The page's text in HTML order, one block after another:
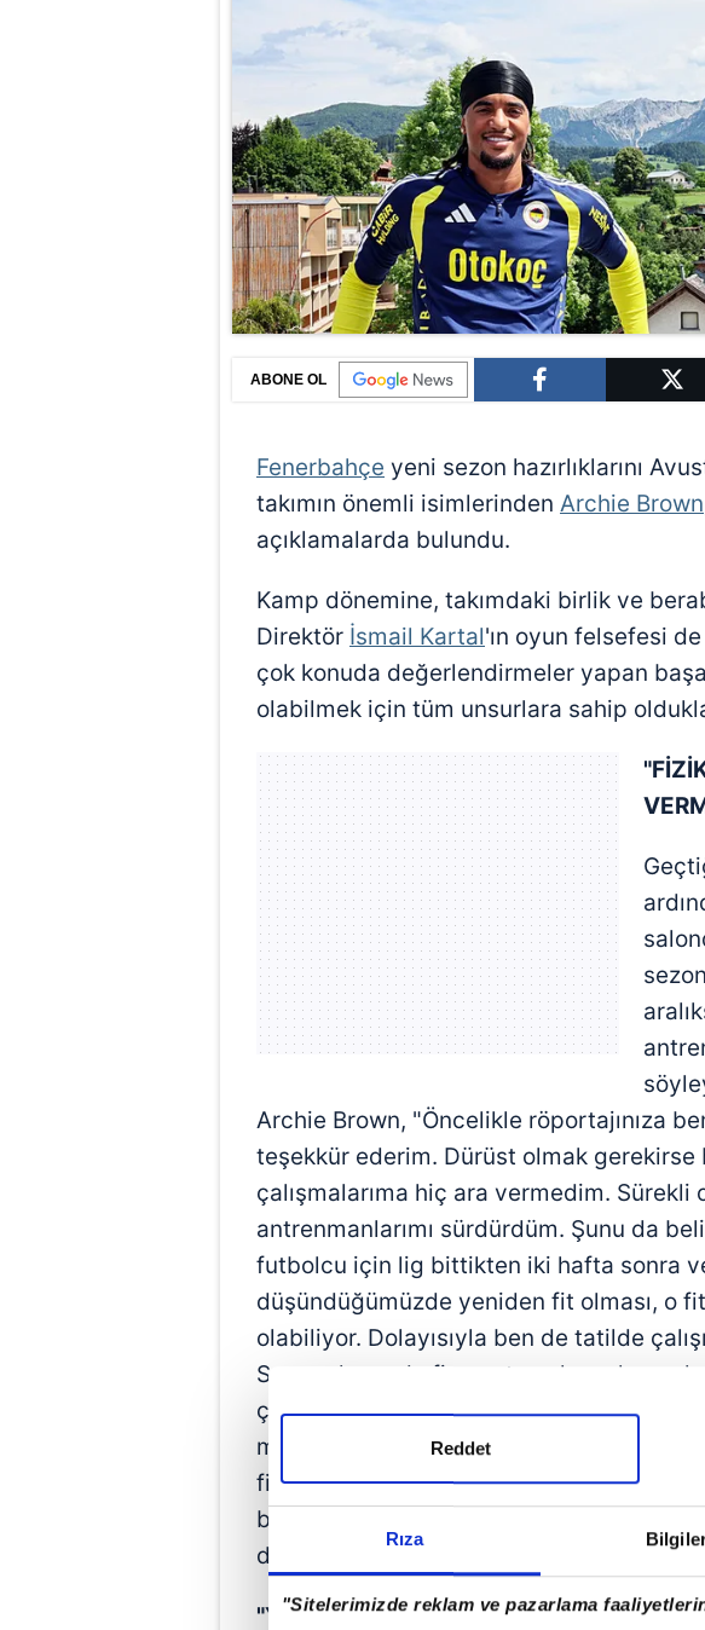
Rıza
"Sitelerimizde reklam ve pazarlama
Reddet
ABONE OL
Fenerbahçe yeni sezon hazırlıklarını
takımın önemli isimlerinden Archie Brown
açıklamalarda bulundu.
Kamp dönemine, takımdaki birlik ve
Direktör İsmail Kartal'ın oyun felsefesi
çok konuda değerlendirmeler yapan
olabilmek için tüm unsurlara sahip
Archie Brown, "Öncelikle röportajınıza
teşekkür ederim. Dürüst olmak
çalışmalarıma hiç ara vermedim. Sürekli
antrenmanlarımı sürdürdüm. Şunu da
futbolcu için lig bittikten iki hafta sonra
düşündüğümüzde yeniden fit olması, o
olabiliyor. Dolayısıyla ben de tatilde
Spor salonunda fitnessta çalışmalarım,
çalışmalarım oldu ve çalışmalarımı
mental anlamda bir nefeslenme
fiziksel anlamda hiçbir şekilde boşluk
başladığımız bu kamp öncesinde de
düşünüyorum" dedi.
"YENİ BİR OYUNLA OYNAYACAĞIZ"